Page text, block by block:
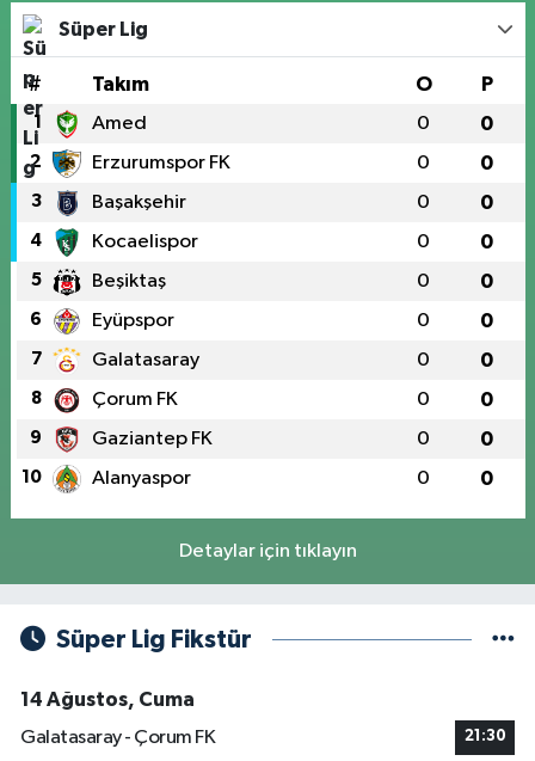
Süper Lig
# Takım O P
1 Amed 0 0
2 Erzurumspor FK 0 0
3 Başakşehir 0 0
4 Kocaelispor 0 0
5 Beşiktaş 0 0
6 Eyüpspor 0 0
7 Galatasaray 0 0
8 Çorum FK 0 0
9 Gaziantep FK 0 0
10 Alanyaspor 0 0
Detaylar için tıklayın
Süper Lig Fikstür
14 Ağustos, Cuma
Galatasaray - Çorum FK
21:30